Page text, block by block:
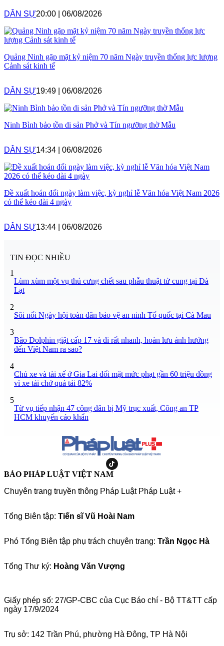
DÂN SỰ20:00 06/08/2026
Quảng Ninh gặp mặt kỷ niệm 70 năm Ngày truyền thống lực lượng
Cảnh sát kinh tế
DÂN SỰ19:49 06/08/2026
Ninh Bình bảo tồn di sản Phở và Tín ngưỡng thờ Mẫu
DÂN SỰ14:34 06/08/2026
Đề xuất hoán đổi ngày làm việc, kỳ nghỉ lễ Văn hóa Việt Nam 2026
có thể kéo dài 4 ngày
DÂN SỰ13:44 06/08/2026
TIN ĐỌC NHIỀU
1
Lùm xùm một vụ thú cưng chết sau phẫu thuật tử cung tại Đà
Lạt
2
Sôi nổi Ngày hội toàn dân bảo vệ an ninh Tổ quốc tại Cà Mau
3
Bão Dolphin giật cấp 17 và đi rất nhanh, hoàn lưu ảnh hưởng
đến Việt Nam ra sao?
4
Chủ xe và tài xế ở Gia Lai đối mặt mức phạt gần 60 triệu đồng
vì xe tải chở quá tải 82%
5
Từ vụ tiếp nhận 47 công dân bị Mỹ trục xuất, Công an TP
HCM khuyến cáo khẩn
BÁO PHÁP LUẬT VIỆT NAM
Chuyên trang truyền thông Pháp Luật Pháp Luật +
Tổng Biên tập: Tiến sĩ Vũ Hoài Nam
Phó Tổng Biên tập phụ trách chuyên trang: Trần Ngọc Hà
Tổng Thư ký: Hoàng Văn Vượng
Giấy phép số: 27/GP-CBC của Cục Báo chí - Bộ TT&TT cấp
ngày 17/9/2024
Trụ sở: 142 Trần Phú, phường Hà Đông, TP Hà Nội